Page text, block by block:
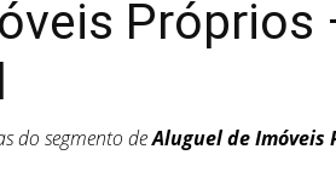
do segmento deAluguel de Imóveis